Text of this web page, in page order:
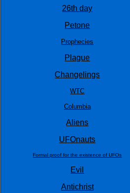
26th day
Petone
Prophecies
Plague
Changelings
WTC
Columbia
Aliens
UFOnauts
Formal proof for the existence of UFOs
Evil
Antichrist